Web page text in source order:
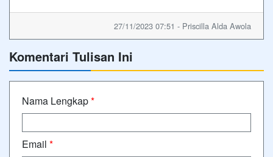
27/11/2023 07:51 - Priscilla Alda Awola
Komentari Tulisan Ini
Nama Lengkap*
Email *